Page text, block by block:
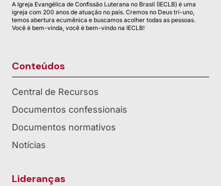
A Igreja Evangélica de Confissão Luterana no Brasil (IECLB) é uma
igreja com 200 anos de atuação no país. Cremos no Deus tri-uno,
temos abertura ecumênica e buscamos acolher todas as pessoas.
Você é bem-vinda, você é bem-vindo na IECLB!
Conteúdos
Central de Recursos
Documentos confessionais
Documentos normativos
Notícias
Lideranças